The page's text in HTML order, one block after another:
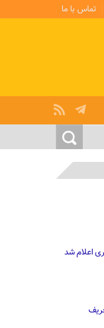
تماس با ما
اعلام شد